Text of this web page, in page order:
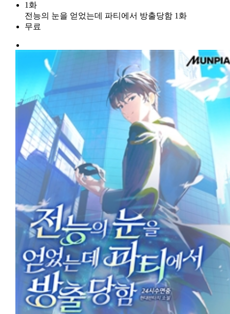
1화
전능의 눈을 얻었는데 파티에서 방출당함 1화
무료